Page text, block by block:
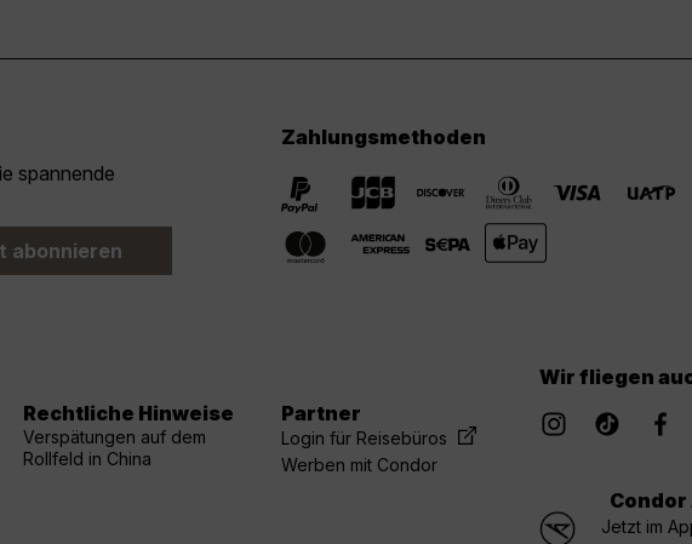
spannende
abonnieren
Zahlungsmethoden
Rechtliche Hinweise
Verspätungen auf dem
Rollfeld in China
Partner
Login für Reisebüros
Werben mit Condor
Wir fliegen
Condor
Jetzt im